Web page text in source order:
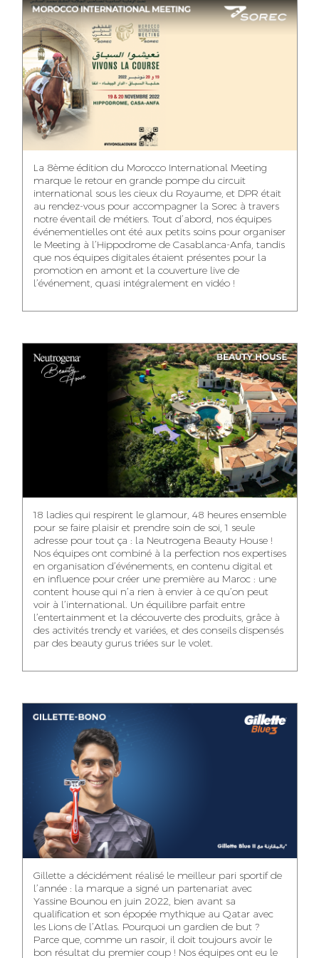
ASMAA MAZZI
ACCOUNT
DIRECTOR
TAHA EL BEIDORI
ART DIRECTOR
FINANCIAL
MANAGER
ACCOUNT
MANAGER
BOUDAR
ART DIRECTOR
FATIMA ZAHRA
DEBBAGH
ACCOUNT
MOHAMED
HARRATIA
DIGITAL MANAGER
NABILA SAMOUN
MEDIA ANALYST
GHITA EL ARABI
EZZAKI SALMA
ACCOUNT
MANAGER
ANASS ELRHAZI
EDITORIAL
MANAGER AND
CONTENT
YAHYA LOULIDI
MEDIA RELATIONS
MANAGER
NIAMA EL YOSSRI
DIGITAL MANAGER
WA-IL ZRYOUIL
PUBLIC RELATIONS
CONSULTANT
NOUREDDINE
SAMADI
ART DIRECTOR
MOHAMED
LEHMOUM
ART DIRECTOR
MEHDI ZERRAD
MANAGER
CHAIMAA
DIGITAL MANAGER
IDMOUSSA SAFAA
PUBLIC RELATIONS
CONSULTANT
NOUHAILA DIKER
IMANE LACHGUER
EXECUTIVE
DOUNIA SADOUK
ACCOUNTANT
OUSSAMA
BENHAMOU
GRAPHIC
DESIGNER
La 8ème édition du Morocco International Meeting
marque le retour en grande pompe du circuit
international sous les cieux du Royaume, et DPR était
au rendez-vous pour accompagner la Sorec à travers
notre éventail de métiers. Tout d’abord, nos équipes
événementielles ont été aux petits soins pour organiser
le Meeting à l’Hippodrome de Casablanca-Anfa, tandis
que nos équipes digitales étaient présentes pour la
promotion en amont et la couverture live de
l’événement, quasi intégralement en vidéo !
18 ladies qui respirent le glamour, 48 heures ensemble
pour se faire plaisir et prendre soin de soi, 1 seule
adresse pour tout ça : la Neutrogena Beauty House !
Nos équipes ont combiné à la perfection nos expertises
en organisation d’événements, en contenu digital et
en influence pour créer une première au Maroc : une
content house qui n’a rien à envier à ce qu’on peut
voir à l’international. Un équilibre parfait entre
l’entertainment et la découverte des produits, grâce à
des activités trendy et variées, et des conseils dispensés
par des beauty gurus triées sur le volet.
Gillette a décidément réalisé le meilleur pari sportif de
l’année : la marque a signé un partenariat avec
Yassine Bounou en juin 2022, bien avant sa
qualification et son épopée mythique au Qatar avec
les Lions de l’Atlas. Pourquoi un gardien de but ?
Parce que, comme un rasoir, il doit toujours avoir le
bon résultat du premier coup ! Nos équipes ont eu le